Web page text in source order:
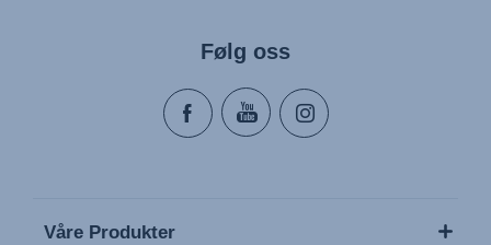
Følg oss
Våre Produkter